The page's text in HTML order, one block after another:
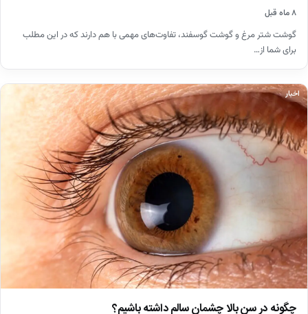
۸ ماه قبل
گوشت شتر مرغ و گوشت گوسفند، تفاوت‌های مهمی با هم دارند که در این مطلب
برای شما از…
اخبار
چگونه در سن بالا چشمان سالم داشته باشیم؟